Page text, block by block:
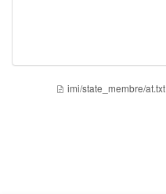
imi/state_membre/at.txt